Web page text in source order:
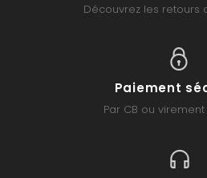
Découvrez les retours
Paiement
Par CB ou